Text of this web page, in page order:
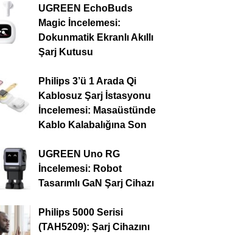
UGREEN EchoBuds
Magic İncelemesi:
Dokunmatik Ekranlı Akıllı
Şarj Kutusu
Philips 3’ü 1 Arada Qi
Kablosuz Şarj İstasyonu
İncelemesi: Masaüstünde
Kablo Kalabalığına Son
UGREEN Uno RG
İncelemesi: Robot
Tasarımlı GaN Şarj Cihazı
Philips 5000 Serisi
(TAH5209): Şarj Cihazını